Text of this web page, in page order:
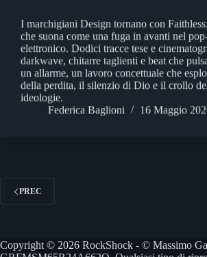
I marchigiani Design tornano con
che suona come una fuga in avanti nel
elettronico. Dodici tracce tese e
darkwave, chitarre taglienti e beat che
un allarme, un lavoro concettuale che
della perdita, il silenzio di Dio e il crollo
ideologie.
Federica Baglioni
16 Maggio
PREC
Copyright © 2026 RockShock - © Massimo